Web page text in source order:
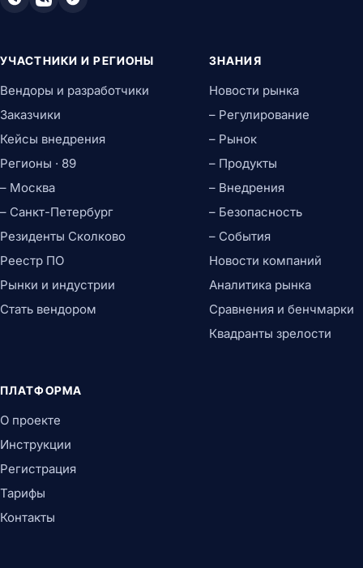
УЧАСТНИКИ И РЕГИОНЫ
Вендоры и разработчики
Заказчики
Кейсы внедрения
Регионы · 89
– Москва
– Санкт-Петербург
Резиденты Сколково
Реестр ПО
Рынки и индустрии
Стать вендором
ЗНАНИЯ
Новости рынка
– Регулирование
– Рынок
– Продукты
– Внедрения
– Безопасность
– События
Новости компаний
Аналитика рынка
Сравнения и бенчмарки
Квадранты зрелости
ПЛАТФОРМА
О проекте
Инструкции
Регистрация
Тарифы
Контакты